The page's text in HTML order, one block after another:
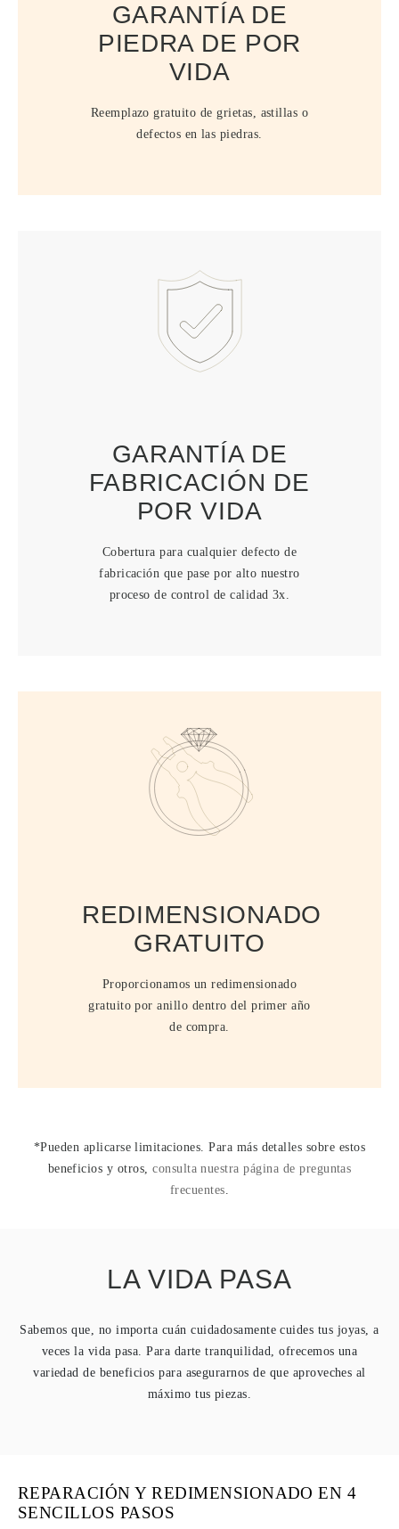
GARANTÍA DE
PIEDRA DE POR
VIDA
Reemplazo gratuito de grietas, astillas o
defectos en las piedras.
GARANTÍA DE
FABRICACIÓN DE
POR VIDA
Cobertura para cualquier defecto de
fabricación que pase por alto nuestro
proceso de control de calidad 3x.
REDIMENSIONADO
GRATUITO
Proporcionamos un redimensionado
gratuito por anillo dentro del primer año
de compra.
*Pueden aplicarse limitaciones. Para más detalles sobre estos
beneficios y otros,consulta nuestra página de preguntas
frecuentes.
LA VIDA PASA
Sabemos que, no importa cuán cuidadosamente cuides tus joyas, a
veces la vida pasa. Para darte tranquilidad, ofrecemos una
variedad de beneficios para asegurarnos de que aproveches al
máximo tus piezas.
REPARACIÓN Y REDIMENSIONADO EN 4
SENCILLOS PASOS